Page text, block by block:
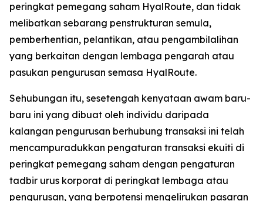
peringkat pemegang saham HyalRoute, dan tidak
melibatkan sebarang penstrukturan semula,
pemberhentian, pelantikan, atau pengambilalihan
yang berkaitan dengan lembaga pengarah atau
pasukan pengurusan semasa HyalRoute.
Sehubungan itu, sesetengah kenyataan awam baru-
baru ini yang dibuat oleh individu daripada
kalangan pengurusan berhubung transaksi ini telah
mencampuradukkan pengaturan transaksi ekuiti di
peringkat pemegang saham dengan pengaturan
tadbir urus korporat di peringkat lembaga atau
pengurusan, yang berpotensi mengelirukan pasaran